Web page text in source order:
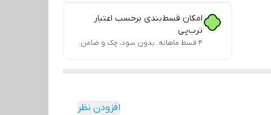
امکان قسط‌بندی برحسب اعتبار
ترب‌پی
۴ قسط ماهانه. بدون سود، چک و ضامن.
افزودن نظر